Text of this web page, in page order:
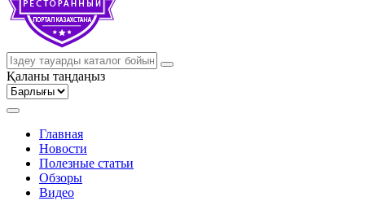
Қаланы таңдаңыз
Главная
Новости
Полезные статьи
Обзоры
Видео